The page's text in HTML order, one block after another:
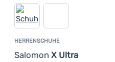
HERRENSCHUHE
Salomon X Ultra